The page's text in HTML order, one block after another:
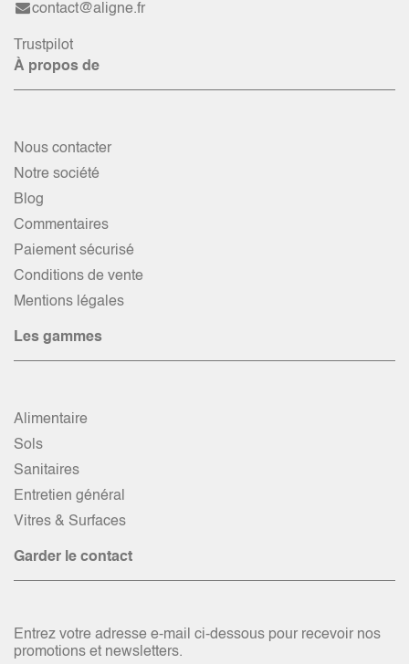
contact@aligne.fr
Trustpilot
À propos de
Nous contacter
Notre société
Blog
Commentaires
Paiement sécurisé
Conditions de vente
Mentions légales
Les gammes
Alimentaire
Sols
Sanitaires
Entretien général
Vitres & Surfaces
Garder le contact
Entrez votre adresse e-mail ci-dessous pour recevoir nos
promotions et newsletters.